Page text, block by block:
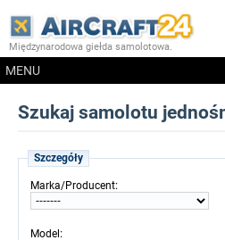
Międzynarodowa giełda samolotowa.
MENU
Szukaj samolotu
Szczegóły
Marka/Producent:
Model: